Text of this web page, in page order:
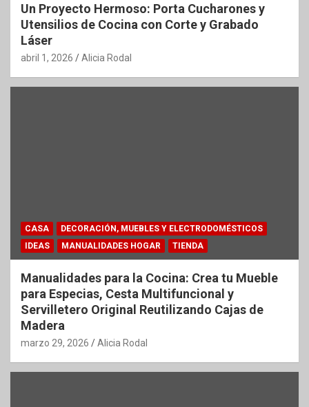
Un Proyecto Hermoso: Porta Cucharones y
Utensilios de Cocina con Corte y Grabado
Láser
abril 1, 2026 Alicia Rodal
CASA
DECORACIÓN, MUEBLES Y ELECTRODOMÉSTICOS
IDEAS
MANUALIDADES HOGAR TIENDA
Manualidades para la Cocina: Crea tu Mueble
para Especias, Cesta Multifuncional y
Servilletero Original Reutilizando Cajas de
Madera
marzo 29, 2026 Alicia Rodal